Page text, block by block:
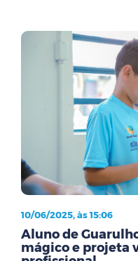
10/06/2025, às 15:06
Aluno de
mágico e projeta